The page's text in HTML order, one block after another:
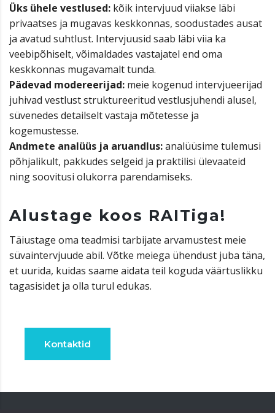
Üks ühele vestlused: kõik intervjuud viiakse läbi
privaatses ja mugavas keskkonnas, soodustades ausat
ja avatud suhtlust. Intervjuusid saab läbi viia ka
veebipõhiselt, võimaldades vastajatel end oma
keskkonnas mugavamalt tunda.
Pädevad modereerijad: meie kogenud intervjueerijad
juhivad vestlust struktureeritud vestlusjuhendi alusel,
süvenedes detailselt vastaja mõtetesse ja
kogemustesse.
Andmete analüüs ja aruandlus:analüüsime tulemusi
põhjalikult, pakkudes selgeid ja praktilisi ülevaateid
ning soovitusi olukorra parendamiseks.
Alustage koos RAITiga!
Täiustage oma teadmisi tarbijate arvamustest meie
süvaintervjuude abil. Võtke meiega ühendust juba täna,
et uurida, kuidas saame aidata teil koguda väärtuslikku
tagasisidet ja olla turul edukas.
Kontaktid